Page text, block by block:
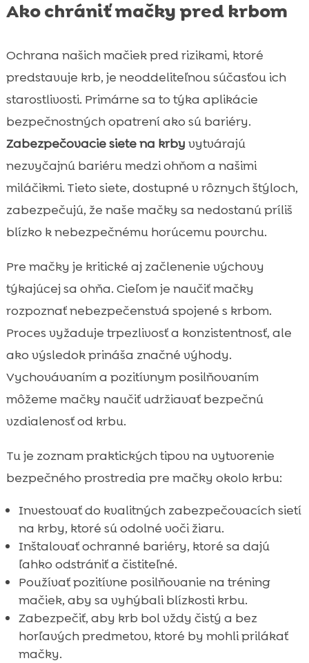
Ako chrániť mačky pred krbom
Ochrana našich mačiek pred rizikami, ktoré
predstavuje krb, je neoddeliteľnou súčasťou ich
starostlivosti. Primárne sa to týka aplikácie
bezpečnostných opatrení ako sú bariéry.
Zabezpečovacie siete na krby vytvárajú
nezvyčajnú bariéru medzi ohňom a našimi
miláčikmi. Tieto siete, dostupné v rôznych štýloch,
zabezpečujú, že naše mačky sa nedostanú príliš
blízko k nebezpečnému horúcemu povrchu.
Pre mačky je kritické aj začlenenie výchovy
týkajúcej sa ohňa. Cieľom je naučiť mačky
rozpoznať nebezpečenstvá spojené s krbom.
Proces vyžaduje trpezlivosť a konzistentnosť, ale
ako výsledok prináša značné výhody.
Vychovávaním a pozitívnym posilňovaním
môžeme mačky naučiť udržiavať bezpečnú
vzdialenosť od krbu.
Tu je zoznam praktických tipov na vytvorenie
bezpečného prostredia pre mačky okolo krbu:
Investovať do kvalitných zabezpečovacích sietí
na krby, ktoré sú odolné voči žiaru.
Inštalovať ochranné bariéry, ktoré sa dajú
ľahko odstrániť a čistiteľné.
Používať pozitívne posilňovanie na tréning
mačiek, aby sa vyhýbali blízkosti krbu.
Zabezpečiť, aby krb bol vždy čistý a bez
horľavých predmetov, ktoré by mohli prilákať
mačky.